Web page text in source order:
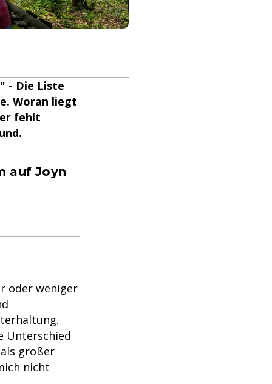
- Die Liste
Woran liegt
fehlt
auf Joyn
oder weniger
Unterschied
großer
nicht